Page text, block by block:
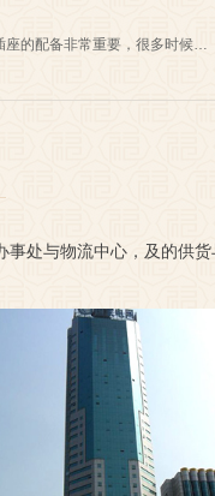
座的配备非常重要，很多时候…
事处与物流中心，及的供